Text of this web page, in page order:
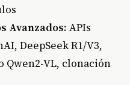
Avanzados: APIs
DeepSeek R1/V3,
Qwen2-VL, clonación